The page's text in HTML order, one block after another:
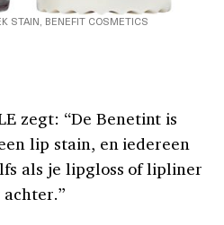
STAIN, BENEFIT COSMETICS
zegt: “De Benetint is
lip stain, en iedereen
als je lipgloss of lipliner